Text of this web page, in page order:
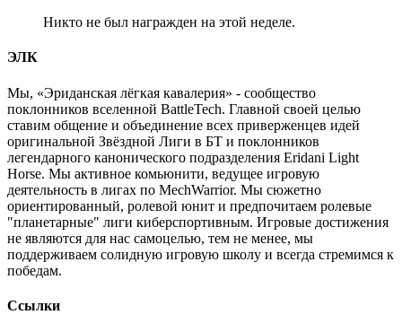
Никто не был награжден на этой неделе.
ЭЛК
Мы, «Эриданская лёгкая кавалерия» - сообщество
поклонников вселенной BattleTech. Главной своей целью
ставим общение и объединение всех приверженцев идей
оригинальной Звёздной Лиги в БТ и поклонников
легендарного канонического подразделения Eridani Light
Horse. Мы активное комьюнити, ведущее игровую
деятельность в лигах по MechWarrior. Мы сюжетно
ориентированный, ролевой юнит и предпочитаем ролевые
"планетарные" лиги киберспортивным. Игровые достижения
не являются для нас самоцелью, тем не менее, мы
поддерживаем солидную игровую школу и всегда стремимся к
победам.
Ссылки